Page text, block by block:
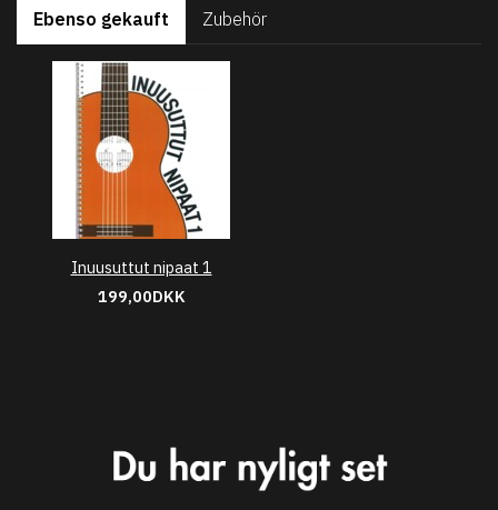
Ebenso gekauft Zubehör
Inuusuttut nipaat 1
199,00DKK